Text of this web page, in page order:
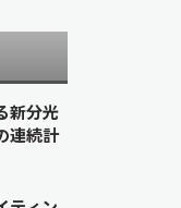
新分光
連続計